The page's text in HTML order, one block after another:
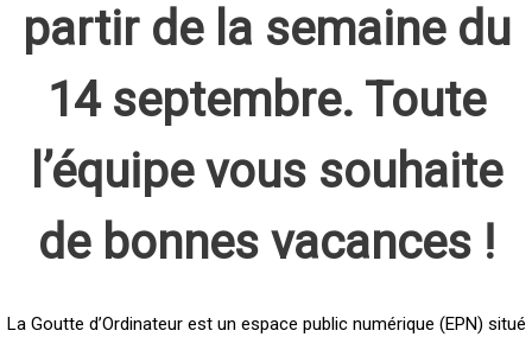
partir de la semaine du
14 septembre. Toute
l’équipe vous souhaite
de bonnes vacances !
La Goutte d’Ordinateur est un espace public numérique (EPN) situé